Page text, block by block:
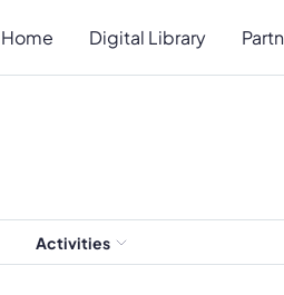
Home Digital Library
Activities